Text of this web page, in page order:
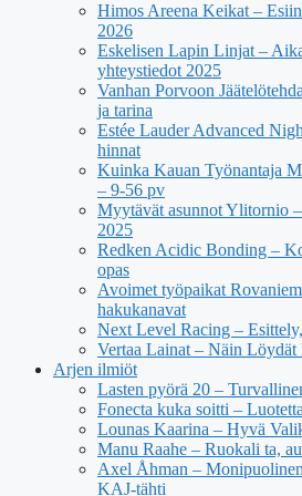
Himos Areena Keikat –
2026
Eskelisen Lapin Linjat –
yhteystiedot 2025
Vanhan Porvoon
ja tarina
Estée Lauder Advanced
hinnat
Kuinka Kauan Työnantaja
– 9-56 pv
Myytävät asunnot Ylitornio
2025
Redken Acidic Bonding –
opas
Avoimet työpaikat
hakukanavat
Next Level Racing –
Vertaa Lainat – Näin
Arjen ilmiöt
Lasten pyörä 20 –
Fonecta kuka soitti –
Lounas Kaarina – Hyvä
Manu Raahe – Ruokali ta,
Axel Åhman –
KAJ-tähti